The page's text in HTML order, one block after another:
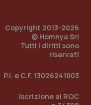
Copyright 2013-2026
© Homnya Srl
Tutti i diritti sono
riservati
P.I. e C.F. 13026241003
Iscrizione al ROC
PHP.net